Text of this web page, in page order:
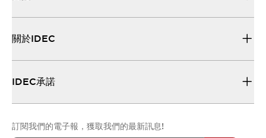
關於IDEC
IDEC承諾
訂閱我們的電子報，獲取我們的最新訊息!